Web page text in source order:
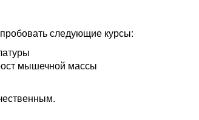
следующие курсы:
мышечной массы